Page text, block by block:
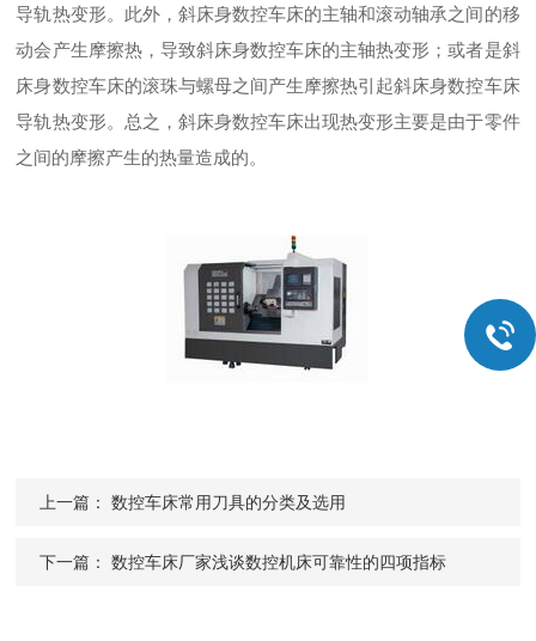
导轨热变形。此外，斜床身数控车床的主轴和滚动轴承之间的移
动会产生摩擦热，导致斜床身数控车床的主轴热变形；或者是斜
床身数控车床的滚珠与螺母之间产生摩擦热引起斜床身数控车床
导轨热变形。总之，斜床身数控车床出现热变形主要是由于零件
之间的摩擦产生的热量造成的。
上一篇：数控车床常用刀具的分类及选用
下一篇：数控车床厂家浅谈数控机床可靠性的四项指标